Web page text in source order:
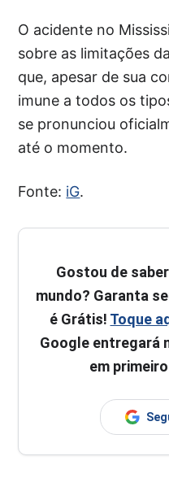
O acidente no
sobre as limitações
que, apesar de sua
imune a todos os
se pronunciou
até o momento.
Fonte: iG.
Gostou de
mundo? Garanta
é Grátis! Toque
Google entregará
em